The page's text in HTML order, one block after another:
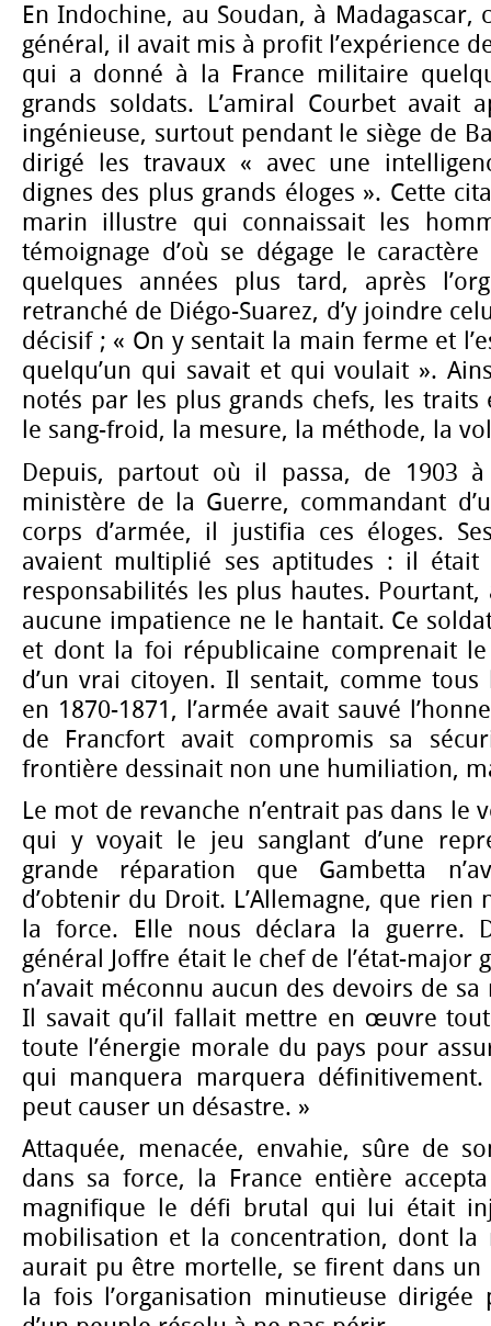
En Indochine, au Soudan, à Madagascar,
général, il avait mis à profit l’expérience
qui a donné à la France militaire
grands soldats. L’amiral Courbet avait
ingénieuse, surtout pendant le siège de
dirigé les travaux « avec une
dignes des plus grands éloges ». Cette
marin illustre qui connaissait les
témoignage d’où se dégage le
quelques années plus tard, après
retranché de Diégo-Suarez, d’y joindre
décisif ; « On y sentait la main ferme et
quelqu’un qui savait et qui voulait ».
notés par les plus grands chefs, les traits
le sang-froid, la mesure, la méthode, la
Depuis, partout où il passa, de 1903
ministère de la Guerre, commandant
corps d’armée, il justifia ces éloges.
avaient multiplié ses aptitudes : il était
responsabilités les plus hautes.
aucune impatience ne le hantait. Ce
et dont la foi républicaine comprenait le
d’un vrai citoyen. Il sentait, comme tous
en 1870-1871, l’armée avait sauvé
de Francfort avait compromis sa
frontière dessinait non une humiliation,
Le mot de revanche n’entrait pas dans le
qui y voyait le jeu sanglant d’une
grande réparation que Gambetta
d’obtenir du Droit. L’Allemagne, que rien
la force. Elle nous déclara la guerre.
général Joffre était le chef de l’état-major
n’avait méconnu aucun des devoirs de
Il savait qu’il fallait mettre en œuvre
toute l’énergie morale du pays pour
qui manquera marquera
peut causer un désastre. »
Attaquée, menacée, envahie, sûre de
dans sa force, la France entière
magnifique le défi brutal qui lui était
mobilisation et la concentration, dont la
aurait pu être mortelle, se firent dans
la fois l’organisation minutieuse dirigée